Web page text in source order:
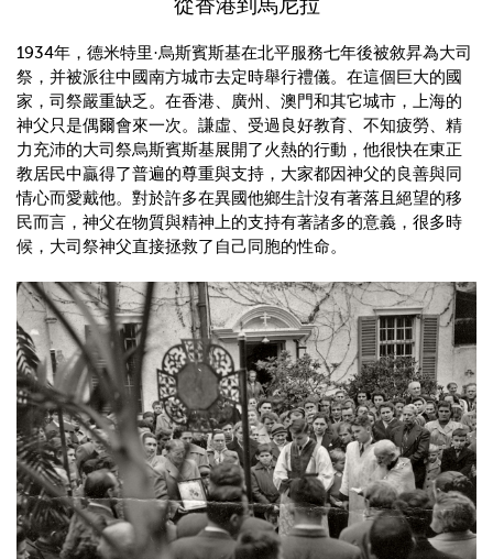
從香港到馬尼拉
1934年，德米特里·烏斯賓斯基在北平服務七年後被敘昇為大司
祭，并被派往中國南方城市去定時舉行禮儀。在這個巨大的國
家，司祭嚴重缺乏。在香港、廣州、澳門和其它城市，上海的
神父只是偶爾會來一次。謙虛、受過良好教育、不知疲勞、精
力充沛的大司祭烏斯賓斯基展開了火熱的行動，他很快在東正
教居民中贏得了普遍的尊重與支持，大家都因神父的良善與同
情心而愛戴他。對於許多在異國他鄉生計沒有著落且絕望的移
民而言，神父在物質與精神上的支持有著諸多的意義，很多時
候，大司祭神父直接拯救了自己同胞的性命。